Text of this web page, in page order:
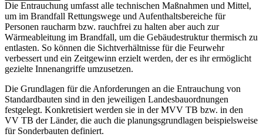
Die Entrauchung umfasst alle technischen Maßnahmen und Mittel,
um im Brandfall Rettungswege und Aufenthaltsbereiche für
Personen raucharm bzw. rauchfrei zu halten aber auch zur
Wärmeableitung im Brandfall, um die Gebäudestruktur thermisch zu
entlasten. So können die Sichtverhältnisse für die Feurwehr
verbessert und ein Zeitgewinn erzielt werden, der es ihr ermöglicht
gezielte Innenangriffe umzusetzen.
Die Grundlagen für die Anforderungen an die Entrauchung von
Standardbauten sind in den jeweiligen Landesbauordnungen
festgelegt. Konkretisiert werden sie in der MVV TB bzw. in den
VV TB der Länder, die auch die planungsgrundlagen beispielsweise
für Sonderbauten definiert.